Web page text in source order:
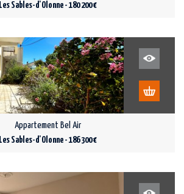
Les Sables-d'Olonne - 180 200 €
Appartement Bel Air
Les Sables-d'Olonne - 186 300 €